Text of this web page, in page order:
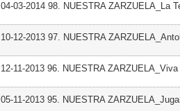
04-03-2014 98. NUESTRA ZARZUELA_La
10-12-2013 97. NUESTRA
12-11-2013 96. NUESTRA
05-11-2013 95. NUESTRA